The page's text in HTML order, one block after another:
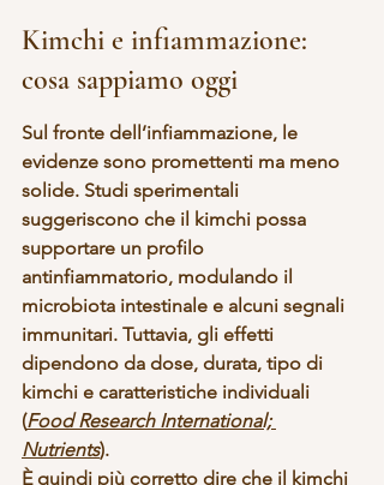
Kimchi e infiammazione:
cosa sappiamo oggi
Sul fronte dell’infiammazione, le
evidenze sono promettenti ma meno
solide. Studi sperimentali
suggeriscono che il kimchi possa
supportare un profilo
antinfiammatorio, modulando il
microbiota intestinale e alcuni segnali
immunitari. Tuttavia, gli effetti
dipendono da dose, durata, tipo di
kimchi e caratteristiche individuali
(Food Research International;
Nutrients).
È quindi più corretto dire che il kimchi